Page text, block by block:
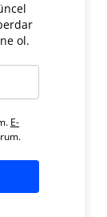
ol.
E-